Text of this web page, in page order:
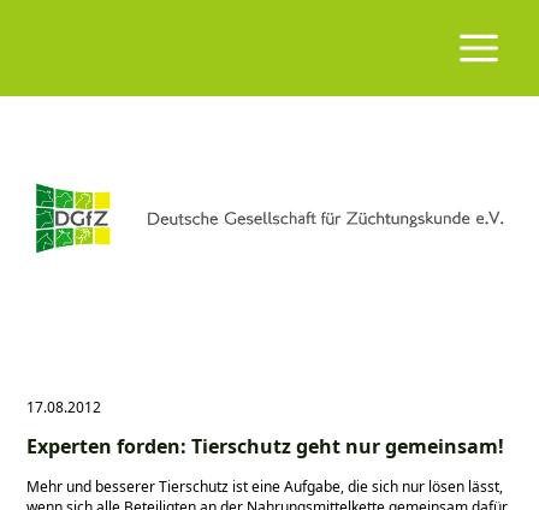
17.08.2012
Experten forden: Tierschutz geht nur gemeinsam!
Mehr und besserer Tierschutz ist eine Aufgabe, die sich nur lösen lässt,